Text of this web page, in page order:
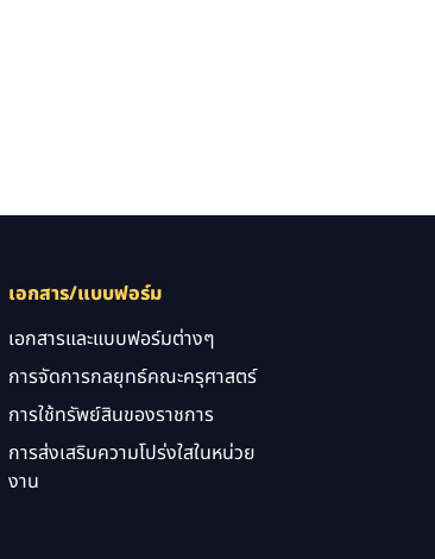
เอกสาร/แบบฟอร์ม
เอกสารและแบบฟอร์มต่างๆ
การจัดการกลยุทธ์คณะครุศาสตร์
การใช้ทรัพย์สินของราชการ
การส่งเสริมความโปร่งใสในหน่วย
งาน